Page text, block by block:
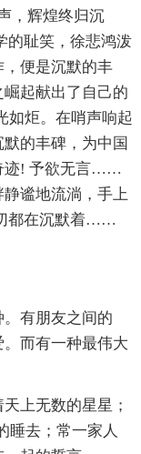
，辉煌终归沉
的耻笑，徐悲鸿泼
便是沉默的丰
起献出了自己的
如炬。在哨声响起
的丰碑，为中国
迹! 予欲无言……
谧地流淌，手上
都在沉默着……
有朋友之间的
而有一种最伟大
上无数的星星；
睡去；常一家人